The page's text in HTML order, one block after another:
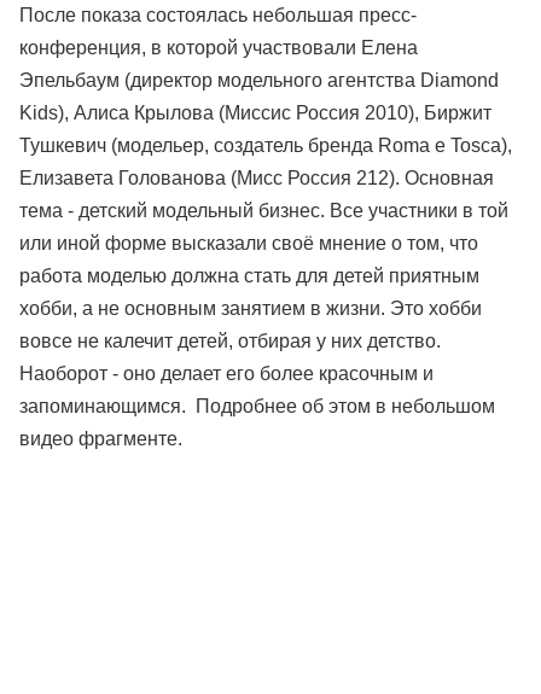
После показа состоялась небольшая пресс-
конференция, в которой участвовали Елена
Эпельбаум (директор модельного агентства Diamond
Kids), Алиса Крылова (Миссис Россия 2010), Биржит
Тушкевич (модельер, создатель бренда Roma e Tosca),
Елизавета Голованова (Мисс Россия 212). Основная
тема - детский модельный бизнес. Все участники в той
или иной форме высказали своё мнение о том, что
работа моделью должна стать для детей приятным
хобби, а не основным занятием в жизни. Это хобби
вовсе не калечит детей, отбирая у них детство.
Наоборот - оно делает его более красочным и
запоминающимся. Подробнее об этом в небольшом
видео фрагменте.